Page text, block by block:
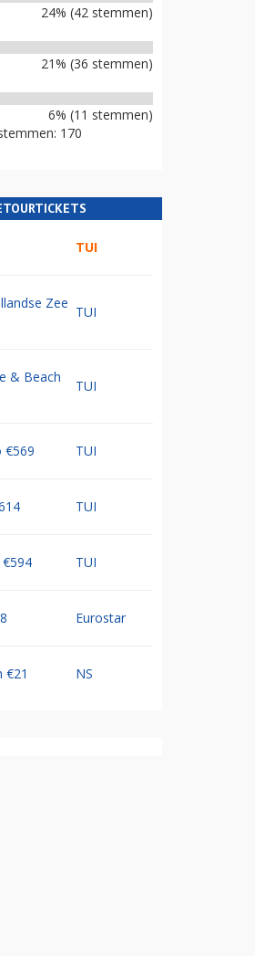
24% (42 stemmen)
21% (36 stemmen)
6% (11 stemmen)
170
TUI
Zee
TUI
& Beach
TUI
€569 TUI
TUI
TUI
Eurostar
€21 NS